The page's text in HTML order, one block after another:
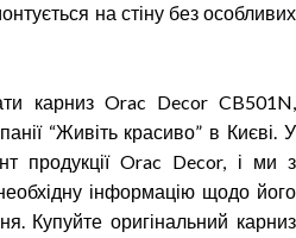
на стіну без особливих
карниз Orac Decor CB501N,
“Живіть красиво” в Києві. У
продукції Orac Decor, і ми з
інформацію щодо його
Купуйте оригінальний карниз